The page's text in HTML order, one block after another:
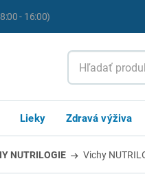
- 16:00)
Lieky Zdravá výživa
NUTRILOGIE Vichy